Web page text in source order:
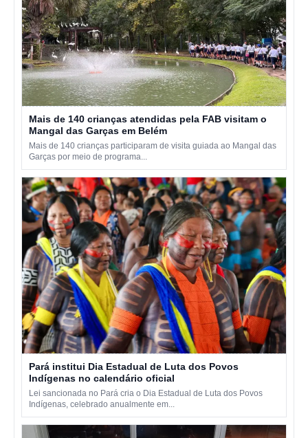
Mais de 140 crianças atendidas pela FAB visitam o
Mangal das Garças em Belém
Mais de 140 crianças participaram de visita guiada ao Mangal das
Garças por meio de programa...
Pará institui Dia Estadual de Luta dos Povos
Indígenas no calendário oficial
Lei sancionada no Pará cria o Dia Estadual de Luta dos Povos
Indígenas, celebrado anualmente em...